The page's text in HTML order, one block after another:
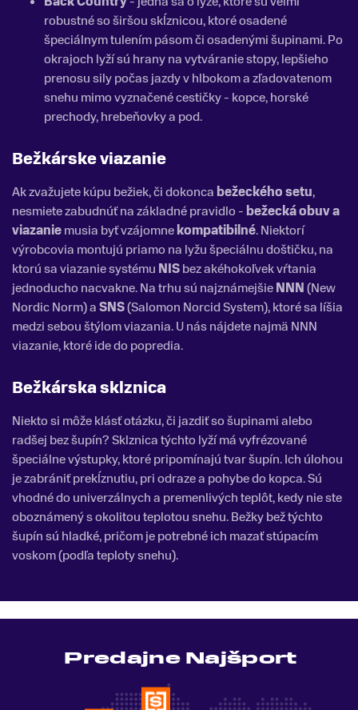
robustné so širšou skĺznicou, ktoré osadené
špeciálnym tulením pásom či osadenými šupinami. Po
okrajoch lyží sú hrany na vytváranie stopy, lepšieho
prenosu sily počas jazdy v hlbokom a zľadovatenom
snehu mimo vyznačené cestičky - kopce, horské
prechody, hrebeňovky a pod.
Bežkárske viazanie
Ak zvažujete kúpu bežiek, či dokonca bežeckého setu,
nesmiete zabudnúť na základné pravidlo - bežecká obuv a
viazaniemusia byť vzájomnekompatibilné. Niektorí
výrobcovia montujú priamo na lyžu špeciálnu doštičku, na
ktorú sa viazanie systému NISbez akéhokoľvek vŕtania
jednoducho nacvakne. Na trhu sú najznámejšieNNN(New
Nordic Norm) aSNS(Salomon Norcid System), ktoré sa líšia
medzi sebou štýlom viazania. U nás nájdete najmä NNN
viazanie, ktoré ide do popredia.
Bežkárska sklznica
Niekto si môže klásť otázku, či jazdiť so šupinami alebo
radšej bez šupín? Sklznica týchto lyží má vyfrézované
špeciálne výstupky, ktoré pripomínajú tvar šupín. Ich úlohou
je zabrániť prekĺznutiu, pri odraze a pohybe do kopca. Sú
vhodné do univerzálnych a premenlivých teplôt, kedy nie ste
oboznámený s okolitou teplotou snehu. Bežky bež týchto
šupín sú hladké, pričom je potrebné ich mazať stúpacím
voskom (podľa teploty snehu).
Predajne Najšport